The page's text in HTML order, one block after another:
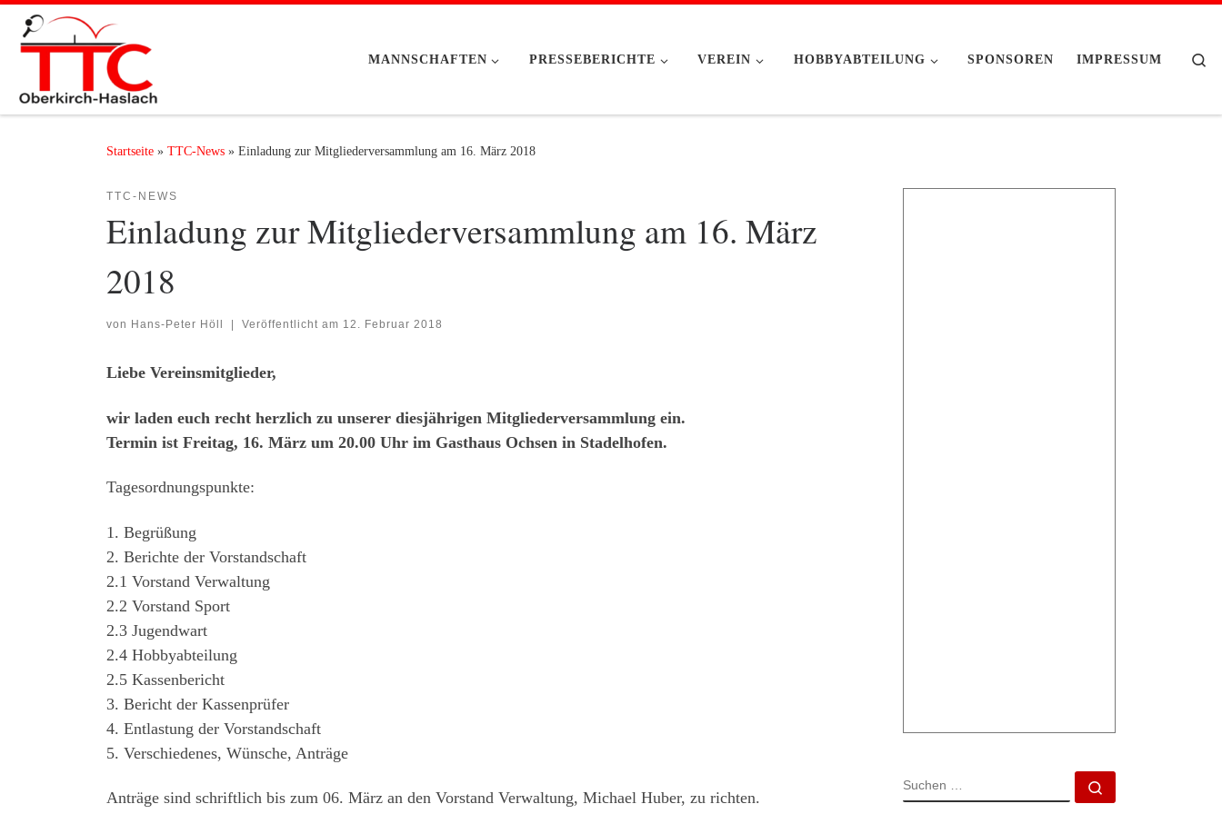
Zum Inhalt springen
MANNSCHAFTEN PRESSEBERICHTE VEREIN HOBBYABTEILUNG SPONSOREN IMPRESSUM
Startseite » TTC-News » Einladung zur Mitgliederversammlung am 16. März 2018
TTC-NEWS
Einladung zur Mitgliederversammlung am 16. März
2018
von Hans-Peter Höll Veröffentlicht am 12. Februar 2018
Liebe Vereinsmitglieder,
wir laden euch recht herzlich zu unserer diesjährigen Mitgliederversammlung ein.
Termin ist Freitag, 16. März um 20.00 Uhr im Gasthaus Ochsen in Stadelhofen.
Tagesordnungspunkte:
1. Begrüßung
2. Berichte der Vorstandschaft
2.1 Vorstand Verwaltung
2.2 Vorstand Sport
2.3 Jugendwart
2.4 Hobbyabteilung
2.5 Kassenbericht
3. Bericht der Kassenprüfer
4. Entlastung der Vorstandschaft
5. Verschiedenes, Wünsche, Anträge
Anträge sind schriftlich bis zum 06. März an den Vorstand Verwaltung, Michael Huber, zu richten.
SUCHE